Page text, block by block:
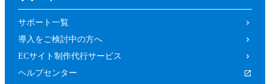
サポート一覧
導入をご検討中の方へ
ECサイト制作代行サービス
ヘルプセンター